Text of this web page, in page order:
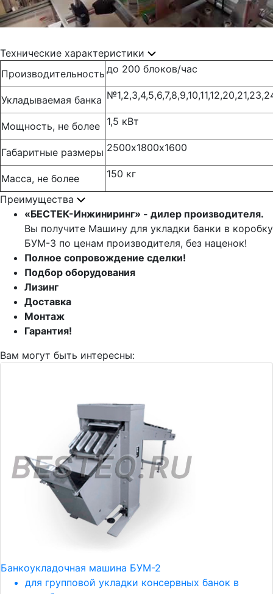
Технические характеристики
Производительность до 200 блоков/час
Укладываемая банка
Мощность, не более 1,5 кВт
Габаритные размеры 2500х1800х1600
Масса, не более 150 кг
Преимущества
«БЕСТЕК-Инжиниринг» - дилер производителя.
Вы получите Машину для укладки банки в коробку
БУМ-3 по ценам производителя, без наценок!
Полное сопровождение сделки!
Подбор оборудования
Лизинг
Доставка
Монтаж
Гарантия!
Вам могут быть интересны:
Банкоукладочная машина БУМ-2
для групповой укладки консервных банок в